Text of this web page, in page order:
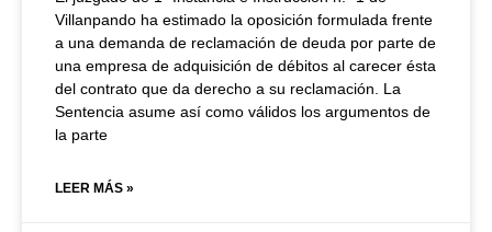
Villanpando ha estimado la oposición formulada frente
a una demanda de reclamación de deuda por parte de
una empresa de adquisición de débitos al carecer ésta
del contrato que da derecho a su reclamación. La
Sentencia asume así como válidos los argumentos de
la parte
LEER MÁS »